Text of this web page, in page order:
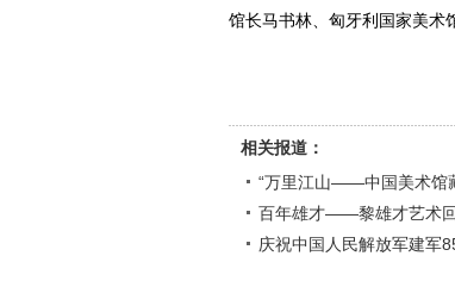
馆长马书林、匈牙利国家美术
相关报道：
“万里江山——中国美术馆
百年雄才——黎雄才艺术
庆祝中国人民解放军建军